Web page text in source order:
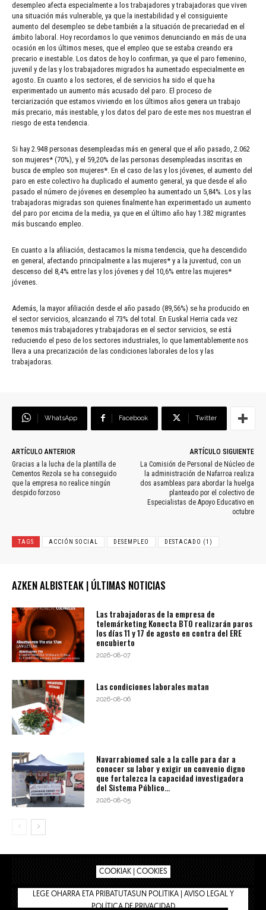
desempleo afecta especialmente a los trabajadores y trabajadoras que viven
una situación más vulnerable, ya que la inestabilidad y el consiguiente
aumento del desempleo se debe también a la situación de precariedad en el
ámbito laboral. Hoy recordamos lo que venimos denunciando en más de una
ocasión en los últimos meses, que el empleo que se estaba creando era
precario e inestable. Los datos de hoy lo confirman, ya que el paro femenino,
juvenil y de las y los trabajadores migrados ha aumentado especialmente en
agosto. En cuanto a los sectores, el de servicios ha sido el que ha
experimentado un aumento más acusado del paro. El proceso de
terciarización que estamos viviendo en los últimos años genera un trabajo
más precario, más inestable, y los datos del paro de este mes nos muestran el
riesgo de esta tendencia.
Si hay 2.948 personas desempleadas más en general que el año pasado, 2.062
son mujeres* (70%), y el 59,20% de las personas desempleadas inscritas en
busca de empleo son mujeres*. En el caso de las y los jóvenes, el aumento del
paro en este colectivo ha duplicado el aumento general, ya que desde el año
pasado el número de jóvenes en desempleo ha aumentado un 5,84%. Los y las
trabajadoras migradas son quienes finalmente han experimentado un aumento
del paro por encima de la media, ya que en el último año hay 1.382 migrantes
más buscando empleo.
En cuanto a la afiliación, destacamos la misma tendencia, que ha descendido
en general, afectando principalmente a las mujeres* y a la juventud, con un
descenso del 8,4% entre las y los jóvenes y del 10,6% entre las mujeres*
jóvenes.
Además, la mayor afiliación desde el año pasado (89,56%) se ha producido en
el sector servicios, alcanzando el 73% del total. En Euskal Herria cada vez
tenemos más trabajadores y trabajadoras en el sector servicios, se está
reduciendo el peso de los sectores industriales, lo que lamentablemente nos
lleva a una precarización de las condiciones laborales de los y las
trabajadoras.
WhatsApp Facebook Twitter
ARTÍCULO ANTERIOR
Gracias a la lucha de la plantilla de
Cementos Rezola se ha conseguido
que la empresa no realice ningún
despido forzoso
ARTÍCULO SIGUIENTE
La Comisión de Personal de Núcleo de
la administración de Nafarroa realiza
dos asambleas para abordar la huelga
planteado por el colectivo de
Especialistas de Apoyo Educativo en
octubre
TAGS ACCIÓN SOCIAL DESEMPLEO DESTACADO (1)
AZKEN ALBISTEAK | ÚLTIMAS NOTICIAS
Las trabajadoras de la empresa de
telemárketing Konecta BTO realizarán paros
los días 11 y 17 de agosto en contra del ERE
encubierto
2026-08-07
Las condiciones laborales matan
2026-08-06
Navarrabiomed sale a la calle para dar a
conocer su labor y exigir un convenio digno
que fortalezca la capacidad investigadora
del Sistema Público...
2026-08-05
COOKIAK | COOKIES
LEGE OHARRA ETA PRIBATUTASUN POLITIKA | AVISO LEGAL Y
POLÍTICA DE PRIVACIDAD